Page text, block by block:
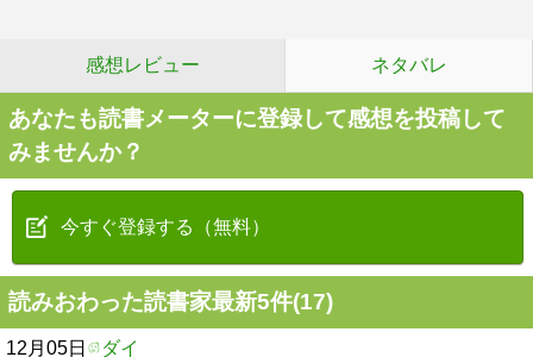
感想レビュー ネタバレ
あなたも読書メーターに登録して感想を投稿して
みませんか？
今すぐ登録する（無料）
読みおわった読書家最新5件(17)
12月05日 ダイ